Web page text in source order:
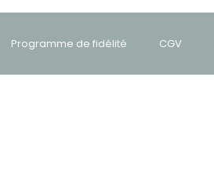
Programme de fidélité CGV